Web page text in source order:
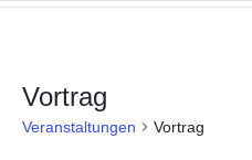
Vortrag
Veranstaltungen Vortrag